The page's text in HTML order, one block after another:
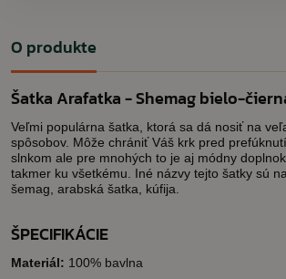
O produkte
Šatka Arafatka - Shemag bielo-
Veľmi populárna šatka, ktorá sa dá nosiť na
spôsobov. Môže chrániť Váš krk pred
slnkom ale pre mnohých to je aj módny
takmer ku všetkému. Iné názvy tejto šatky sú
šemag, arabská šatka, kúfija.
ŠPECIFIKÁCIE
Materiál: 100% bavlna